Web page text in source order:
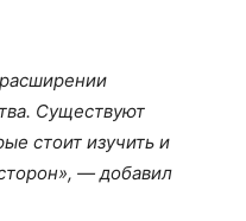
Существуют
стоит изучить и
— добавил